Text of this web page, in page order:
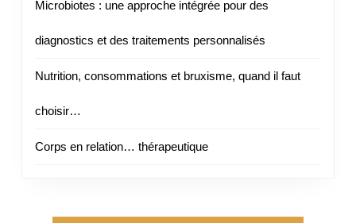
Microbiotes : une approche intégrée pour des
diagnostics et des traitements personnalisés
Nutrition, consommations et bruxisme, quand il faut
choisir…
Corps en relation… thérapeutique